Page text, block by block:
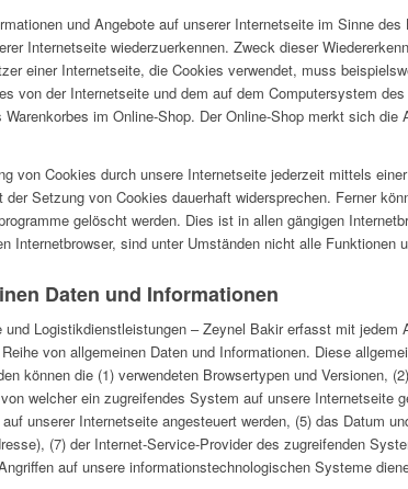
und Angebote auf unserer Internetseite im Sinne
Internetseite wiederzuerkennen. Zweck dieser
einer Internetseite, die Cookies verwendet, muss
von der Internetseite und dem auf dem Computersystem
im Online-Shop. Der Online-Shop merkt sich
von Cookies durch unsere Internetseite jederzeit mittels
der Setzung von Cookies dauerhaft widersprechen. Ferner
gelöscht werden. Dies ist in allen gängigen
Internetbrowser, sind unter Umständen nicht alle Funktionen
Daten und Informationen
Logistikdienstleistungen – Zeynel Bakir erfasst mit
von allgemeinen Daten und Informationen. Diese
können die (1) verwendeten Browsertypen und Versionen,
welcher ein zugreifendes System auf unsere Internetseite
unserer Internetseite angesteuert werden, (5) das Datum
(7) der Internet-Service-Provider des zugreifenden
auf unsere informationstechnologischen Systeme